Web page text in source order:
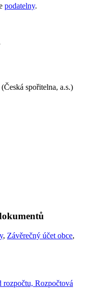
podatelny.
spořitelna, a.s.)
, Závěrečný účet obce,
rozpočtu, Rozpočtová